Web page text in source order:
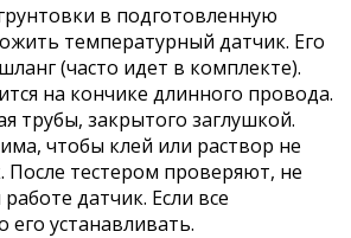
в подготовленную
температурный датчик. Его
(часто идет в комплекте).
на кончике длинного провода.
трубы, закрытого заглушкой.
чтобы клей или раствор не
После тестером проверяют, не
датчик. Если все
устанавливать.